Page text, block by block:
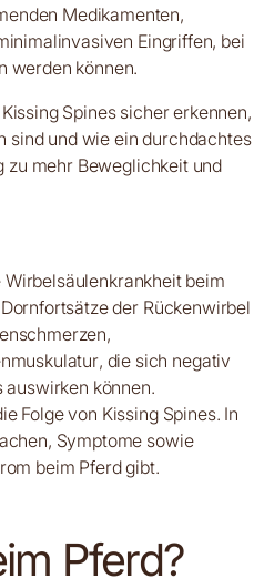
Medikamenten,
Eingriffen, bei
werden können.
Spines sicher erkennen,
sind und wie ein durchdachtes
zu mehr Beweglichkeit und
beim
der Rückenwirbel
die sich negativ
auswirken können.
Folge von Kissing Spines. In
Symptome sowie
beim Pferd gibt.
Pferd?